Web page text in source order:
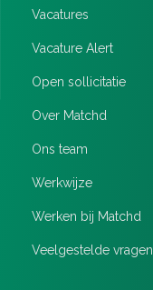
Vacatures
Vacature Alert
Open sollicitatie
Over Matchd
Ons team
Werkwijze
Werken bij Matchd
Veelgestelde vragen